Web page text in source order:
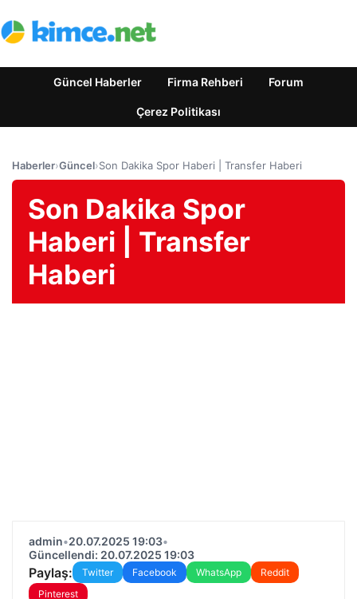
Güncel Haberler Firma Rehberi Forum
Çerez Politikası
Haberler›Güncel›Son Dakika Spor Haberi | Transfer Haberi
Son Dakika Spor
Haberi | Transfer
Haberi
admin•20.07.2025 19:03•
Güncellendi: 20.07.2025 19:03
Paylaş: Twitter Facebook WhatsApp
Reddit
Pinterest